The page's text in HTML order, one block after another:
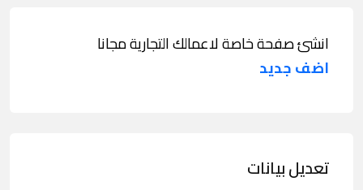
انشئ صفحة خاصة لاعمالك التجارية مجانا
اضف جديد
تعديل بيانات